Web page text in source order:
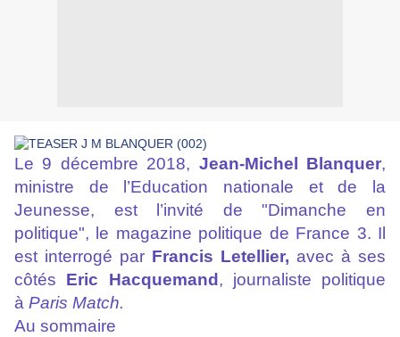
Le 9 décembre 2018, Jean-Michel Blanquer,
ministre de l’Education nationale et de la
Jeunesse, est l’invité de "Dimanche en
politique", le magazine politique de France 3. Il
est interrogé par Francis Letellier, avec à ses
côtés Eric Hacquemand , journaliste politique
à Paris Match.
Au sommaire